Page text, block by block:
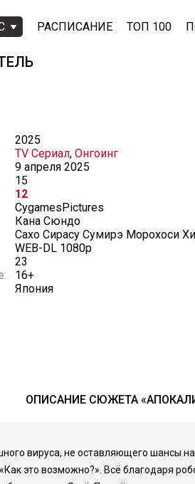
РАСПИСАНИЕ ТОП 100
2025
TV Сериал, Онгоинг
9 апреля 2025
15
12
CygamesPictures
Кана Сюндо
Сахо Сирасу Сумирэ Морохоси
WEB-DL 1080p
23
16+
Япония
ОПИСАНИЕ СЮЖЕТА
вируса, не оставляющего шансы
это возможно?». Всё благодаря